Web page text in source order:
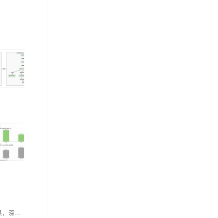
”简单易用的智能云网络，加速客户AI创新“专场分论坛将于9月24日13:30-17:00在云栖小镇D1-5号馆举办，本场技术分论坛将发布多项云网络创新成果，深度揭秘支撑AI时代的超低时延、自适应调度与跨域协同核心技术。同时来自领先企业的技术先锋将首次公开其在模型训练、企业出海等高复杂场景中的突破性实践，展现如何通过下一代云网络实现算力效率跃升与成本重构，定义AI时代网络新范式。